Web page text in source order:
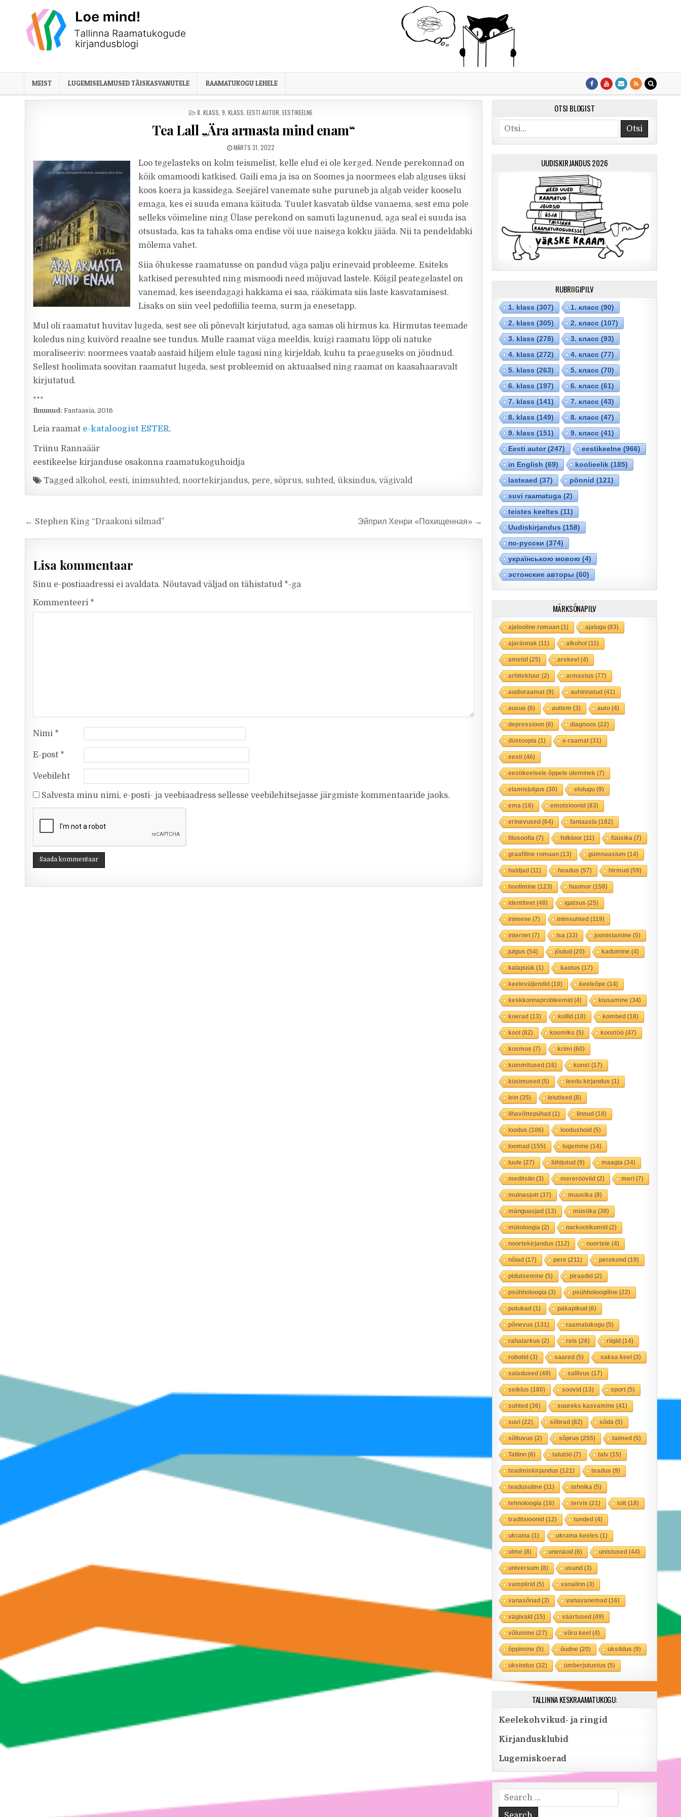
MEIST LUGEMISELAMUSED TÄISKASVANUTELE RAAMATUKOGU LEHELE
POSTED IN
8. KLASS ,9. KLASS ,EESTI AUTOR ,EESTIKEELNE
Tea Lall „Ära armasta mind enam“
PUBLISHED DATE:
MÄRTS 31, 2022
Loo tegelasteks on kolm teismelist, kelle elud ei ole kerged. Nende perekonnad on
kõik omamoodi katkised. Gaili ema ja isa on Soomes ja noormees elab alguses üksi
koos koera ja kassidega. Seejärel vanemate suhe puruneb ja algab veider kooselu
emaga, kes ei suuda emana käituda. Tuulet kasvatab üldse vanaema, sest ema pole
selleks võimeline ning Ülase perekond on samuti lagunenud, aga seal ei suuda isa
otsustada, kas ta tahaks oma endise või uue naisega kokku jääda. Nii ta pendeldabki
mõlema vahet.
Siia õhukesse raamatusse on pandud väga palju erinevaid probleeme. Esiteks
katkised peresuhted ning mismoodi need mõjuvad lastele. Kõigil peategelastel on
vanemad, kes iseendagagi hakkama ei saa, rääkimata siis laste kasvatamisest.
Lisaks on siin veel pedofiilia teema, surm ja enesetapp.
Mul oli raamatut huvitav lugeda, sest see oli põnevalt kirjutatud, aga samas oli hirmus ka. Hirmutas teemade
koledus ning kuivõrd reaalne see tundus. Mulle raamat väga meeldis, kuigi raamatu lõpp oli natuke
moraliseeriv: noormees vaatab aastaid hiljem elule tagasi ning kirjeldab, kuhu ta praeguseks on jõudnud.
Sellest hoolimata soovitan raamatut lugeda, sest probleemid on aktuaalsed ning raamat on kaasahaaravalt
kirjutatud.
***
Ilmunud: Fantaasia, 2016
Leia raamat e-kataloogist ESTER.
Triinu Rannaäär
eestikeelse kirjanduse osakonna raamatukoguhoidja
Tagged alkohol, eesti,inimsuhted,noortekirjandus,pere, sõprus, suhted, üksindus,vägivald
Navigeerimine
← Stephen King “Draakoni silmad” Эйприл Хенри «Похищенная» →
Lisa kommentaar
Sinu e-postiaadressi ei avaldata. Nõutavad väljad on tähistatud *-ga
Kommenteeri *
Nimi *
E-post *
Veebileht
Salvesta minu nimi, e-posti- ja veebiaadress sellesse veebilehitsejasse järgmiste kommentaaride jaoks.
OTSI BLOGIST
Otsi
UUDISKIRJANDUS 2026
RUBRIIGIPILV
1. klass(307) 1. класс(90)
2. klass(305) 2. класс(107)
3. klass(278) 3. класс(93)
4. klass(272) 4. класс(77)
5. klass(263) 5. класс(70)
6. klass(197) 6. класс(61)
7. klass(141) 7. класс(43)
8. klass(149) 8. класс(47)
9. klass(151) 9. класс(41)
Eesti autor(247) eestikeelne(966)
in English (69) koolieelik(185)
lasteaed (37) põnnid (121)
suvi raamatuga(2)
teistes keeltes(11)
Uudiskirjandus(158)
по-русски (374)
українською мовою(4)
эстонские авторы(60)
MÄRKSÕNAPILV
ajalooline romaan(1) ajalugu(83)
ajarännak(11) alkohol(11)
ametid(25) arekeel(4)
arhitektuur(2) armastus(77)
audioraamat(9) auhinnatud(41)
ausus(6) autism(3) auto(4)
depressioon(6) diagnoos(22)
düstoopia(1) e-raamat(31)
eesti(46)
eestikeelsele õppele üleminek(7)
elamisjulgus(30) elulugu(9)
ema(16) emotsioonid(83)
erinevused(64) fantaasia(182)
filosoofia(7) folkloor(11) füüsika(7)
graafiline romaan(13) gümnaasium(14)
haldjad(11) headus(57) hirmud(59)
hoolimine(123) huumor(158)
identiteet(48) igatsus(25)
inimene(7) inimsuhted(119)
internet(7) isa(33) joonistamine(5)
julgus(54) jõulud(20) kadumine(4)
kalapüük(1) kaotus(17)
keeleväljendid(10) keeleõpe(14)
keskkonnaprobleemid(4) kiusamine(34)
koerad(13) kollid(10) kombed(18)
kool(82) koomiks(5) koostöö(47)
kosmos(7) krimi(60)
kummitused(16) kunst(17)
küsimused(5) leedu kirjandus(1)
lein(35) leiutised(8)
lihavõttepühad(1) linnud(18)
loodus(106) loodushoid(5)
loomad(155) lugemine(14)
luule(27) lühijutud(9) maagia(34)
meditsiin(3) mereröövlid(2) meri(7)
muinasjutt(37) muusika(8)
mänguasjad(13) müstika(38)
mütoloogia(2) narkootikumid(2)
noortekirjandus(112) noortele(4)
nõiad(17) pere(211) perekond(19)
pidutsemine(5) piraadid(2)
psühholoogia(3) psühholoogiline(22)
putukad(1) päkapikud(6)
põnevus(131) raamatukogu(5)
rahatarkus(2) reis(26) riigid(14)
robotid(3) saared(5) saksa keel(3)
saladused(49) sallivus(17)
seiklus(180) soovid(13) sport(5)
suhted(36) suureks kasvamine(41)
suvi(22) sõbrad(82) sõda(5)
sõltuvus(2) sõprus(255) taimed(5)
Tallinn(6) talutöö(7) talv(15)
teadmiskirjandus(121) teadus(9)
teadusulme(11) tehnika(5)
tehnoloogia(16) tervis(21) toit(18)
traditsioonid(12) tunded(4)
ukraina(1) ukraina keeles(1)
ulme(8) unenäod(6) unistused(44)
universum(8) usund(3)
vampiirid(5) vanalinn(3)
vanasõnad(3) vanavanemad(16)
vägivald(15) väärtused(49)
võlumine(27) võru keel(4)
õppimine(5) õudne(20) üksildus(9)
üksindus(32) ümberjutustus(5)
TALLINNA KESKRAAMATUKOGU:
Keelekohvikud- ja ringid
Kirjandusklubid
Lugemiskoerad
Search for: